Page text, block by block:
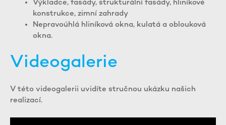
Výkladce, fasády, strukturální fasády, hliníkové
konstrukce, zimní zahrady
Nepravoúhlá hliníková okna, kulatá a oblouková
okna.
Videogalerie
V této videogalerii uvidíte stručnou ukázku našich
realizací.